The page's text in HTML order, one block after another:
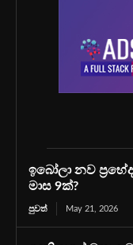
ඉබෝලා නව
මාස 9ක්?
පුවත් May 21, 2026